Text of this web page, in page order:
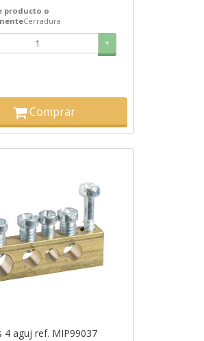
producto o
Cerradura
+
Comprar
4 aguj ref. MIP99037